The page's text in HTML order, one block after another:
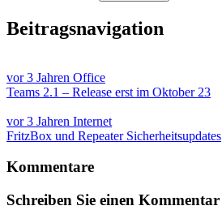
Beitragsnavigation
vor 3 Jahren Office
Teams 2.1 – Release erst im Oktober 23
vor 3 Jahren Internet
FritzBox und Repeater Sicherheitsupdates
Kommentare
Schreiben Sie einen Kommentar